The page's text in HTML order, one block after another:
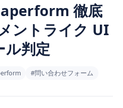
徹底
ントライク UI
ル判定
#問い合わせフォーム